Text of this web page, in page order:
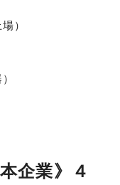
）
企業》４